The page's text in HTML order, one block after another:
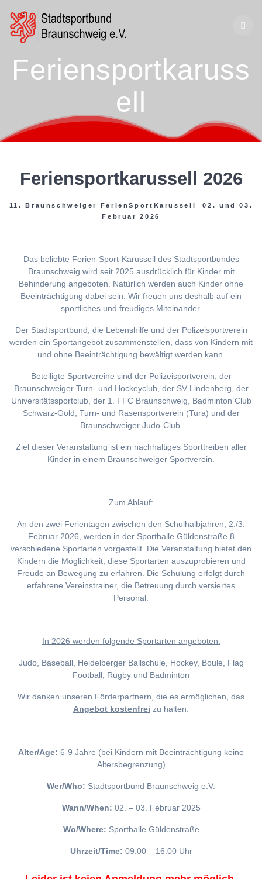
Feriensportkaruss
ell
Feriensportkarussell 2026
11. Braunschweiger FerienSportKarussell 02. und 03.
Februar 2026
Das beliebte Ferien-Sport-Karussell des Stadtsportbundes
Braunschweig wird seit 2025 ausdrücklich für Kinder mit
Behinderung angeboten. Natürlich werden auch Kinder ohne
Beeinträchtigung dabei sein. Wir freuen uns deshalb auf ein
sportliches und freudiges Miteinander.
Der Stadtsportbund, die Lebenshilfe und der Polizeisportverein
werden ein Sportangebot zusammenstellen, dass von Kindern mit
und ohne Beeinträchtigung bewältigt werden kann.
Beteiligte Sportvereine sind der Polizeisportverein, der
Braunschweiger Turn- und Hockeyclub, der SV Lindenberg, der
Universitätssportclub, der 1. FFC Braunschweig, Badminton Club
Schwarz-Gold, Turn- und Rasensportverein (Tura) und der
Braunschweiger Judo-Club.
Ziel dieser Veranstaltung ist ein nachhaltiges Sporttreiben aller
Kinder in einem Braunschweiger Sportverein.
Zum Ablauf:
An den zwei Ferientagen zwischen den Schulhalbjahren, 2./3.
Februar 2026, werden in der Sporthalle Güldenstraße 8
verschiedene Sportarten vorgestellt. Die Veranstaltung bietet den
Kindern die Möglichkeit, diese Sportarten auszuprobieren und
Freude an Bewegung zu erfahren. Die Schulung erfolgt durch
erfahrene Vereinstrainer, die Betreuung durch versiertes
Personal.
In 2026 werden folgende Sportarten angeboten:
Judo, Baseball, Heidelberger Ballschule, Hockey, Boule, Flag
Football, Rugby und Badminton
Wir danken unseren Förderpartnern, die es ermöglichen, das
Angebot kostenfrei zu halten.
Alter/Age: 6-9 Jahre (bei Kindern mit Beeinträchtigung keine
Altersbegrenzung)
Wer/Who: Stadtsportbund Braunschweig e.V.
Wann/When: 02. – 03. Februar 2025
Wo/Where: Sporthalle Güldenstraße
Uhrzeit/Time: 09:00 – 16:00 Uhr